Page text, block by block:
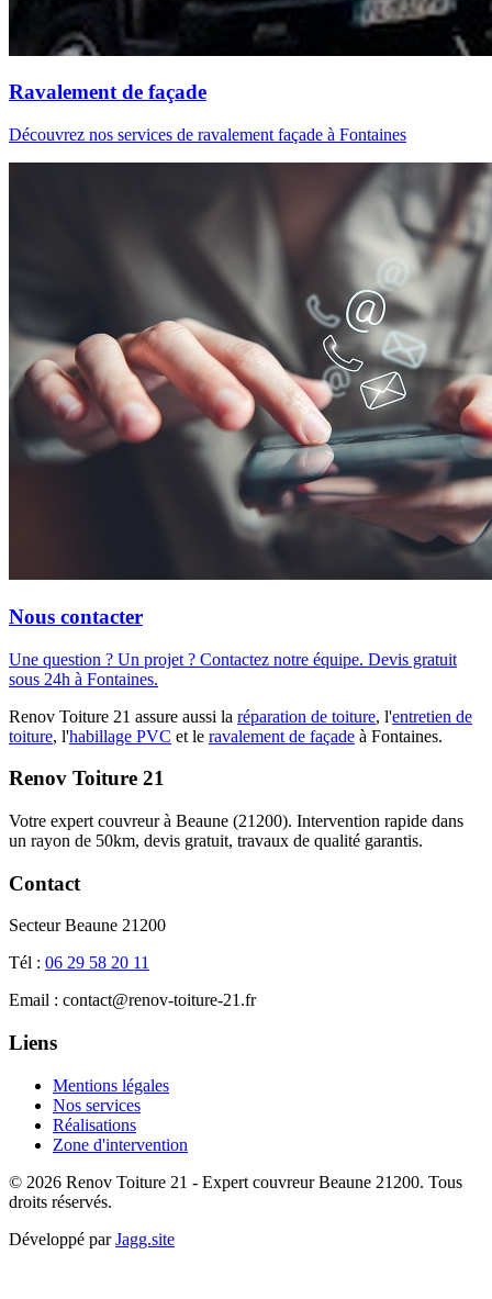
Ravalement de façade
Découvrez nos services de ravalement façade à Fontaines
Nous contacter
Une question ? Un projet ? Contactez notre équipe. Devis gratuit
sous 24h à Fontaines.
Renov Toiture 21 assure aussi la réparation de toiture, l'entretien de
toiture, l'habillage PVC et le ravalement de façade à Fontaines.
Renov Toiture 21
Votre expert couvreur à Beaune (21200). Intervention rapide dans
un rayon de 50km, devis gratuit, travaux de qualité garantis.
Contact
Secteur Beaune 21200
Tél : 06 29 58 20 11
Email : contact@renov-toiture-21.fr
Liens
Mentions légales
Nos services
Réalisations
Zone d'intervention
© 2026 Renov Toiture 21 - Expert couvreur Beaune 21200. Tous
droits réservés.
Développé parJagg.site